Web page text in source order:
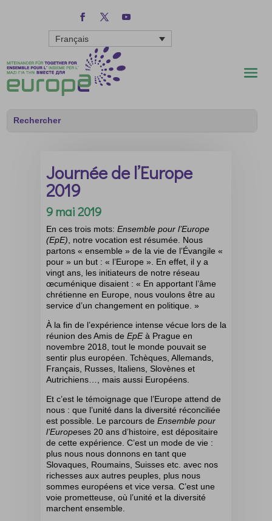
Français
Journée de l’Europe
2019
9 mai 2019
En ces trois mots:Ensemble pour l’Europe
(EpE) , notre vocation est résumée. Nous
partons « ensemble » de la vie de l’Évangile «
pour » un but : « l’Europe ». En effet, il y a
vingt ans, les initiateurs de notre réseau
œcuménique disaient : « En apportant l’âme
chrétienne en Europe, nous voulons être au
service d’un changement en politique. »
À la fin de l’expérience intense vécue lors de la
réunion des Amis deEpEà Prague en
novembre 2018, tout le monde pouvait se
sentir plus européen. Tchèques, Allemands,
Français, Russes, Italiens, Slovènes et
Autrichiens…, mais aussi Européens.
Et c’est le témoignage que l’Europe attend de
nous : que l’unité dans la diversité réconciliée
est possible. Le parcours deEnsemble pour
l’Europeses 20 ans d’histoire, est dépositaire
de cette expérience. C’est un mode de vie :
plus nous nous donnons en tant que
Slovaques, Roumains, Suisses etc. avec nos
richesses aux autres peuples, plus nous
sommes européens et vice versa. C’est une
voie prometteuse, où l’unité et la diversité
marchent ensemble.